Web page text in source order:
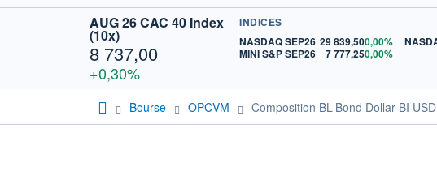
AUG 26 CAC 40 Index
(10x)
8 737,00
+0,30%
INDICES
NASDAQ SEP26 29 839,500,00%
MINI S&P SEP26
7 777,250,00%
Bourse OPCVM Composition BL-Bond Dollar BI USD